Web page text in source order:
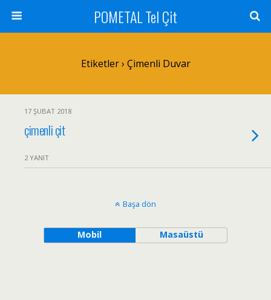
POMETAL Tel Çit
Etiketler › Çimenli Duvar
17 ŞUBAT 2018
çimenli çit
2 YANIT
Başa dön
Mobil Masaüstü